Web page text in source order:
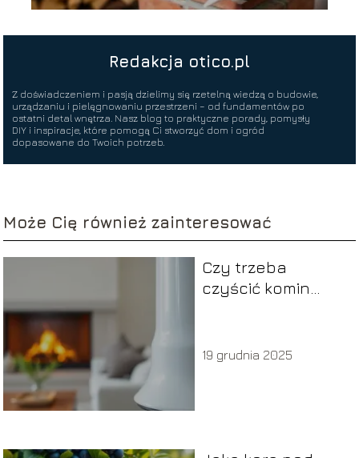
Redakcja otico.pl
Z doświadczeniem i pasją dzielimy się rzetelną wiedzą o budowie,
urządzaniu i pielęgnowaniu przestrzeni – od fundamentów po
ostatni detal wnętrza. Nasz blog to praktyczne porady, pomysły
DIY i inspiracje, które pomogą Ci stworzyć dom i ogród
dopasowane do Twoich potrzeb.
Może Cię również zainteresować
Czy trzeba
czyścić komin
19 grudnia 2025